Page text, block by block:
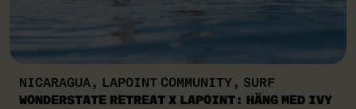
NICARAGUA, LAPOINT COMMUNITY, SURF
WONDERSTATE RETREAT X LAPOINT: HÄNG MED IVY